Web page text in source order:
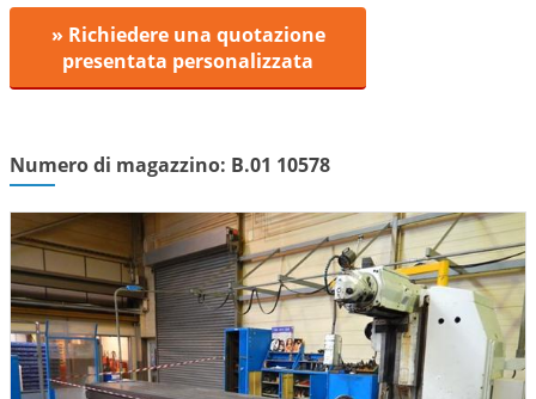
» Richiedere una quotazione
presentata personalizzata
Numero di magazzino: B.01 10578